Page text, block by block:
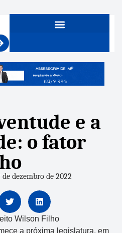
e a
o fator
dezembro de 2022
Wilson Filho
a próxima legislatura, em